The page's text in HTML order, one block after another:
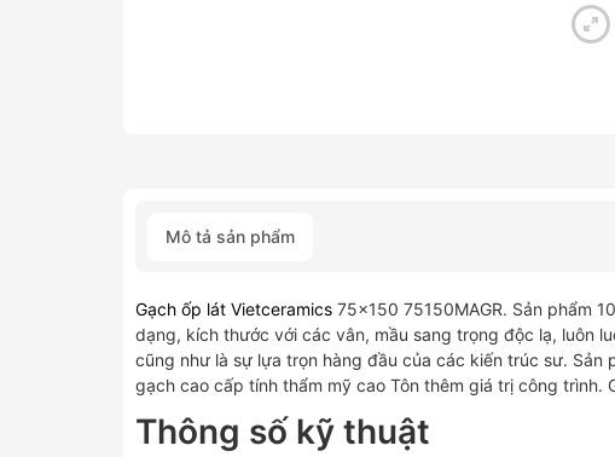
Mô tả sản phẩm
Gạch ốp lát Vietceramics 75×150 75150MAGR. Sản phẩm
dạng, kích thước với các vân, mầu sang trọng độc lạ, luôn
cũng như là sự lựa trọn hàng đầu của các kiến trúc sư.
gạch cao cấp tính thẩm mỹ cao Tôn thêm giá trị công trình.
Thông số kỹ thuật